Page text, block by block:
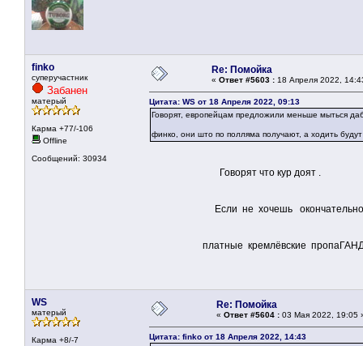
finko
суперучастник
Забанен
матерый
Карма +77/-106
Offline
Сообщений: 30934
Re: Помойка
« Ответ #5603 : 18 Апреля 2022,
Цитата: WS от 18 Апреля 2022, 09:13
Говорят, европейцам предложили меньше мыться
финко, они што по полляма получают, а ходить
Говорят что кур доят .
Если не хочешь окончательно
платные кремлёвские
WS
матерый
Карма +8/-7
Re: Помойка
« Ответ #5604 : 03 Мая 2022, 19:05
Цитата: finko от 18 Апреля 2022, 14:43